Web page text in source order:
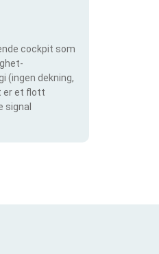
cockpit som
(ingen dekning,
er et flott
signal